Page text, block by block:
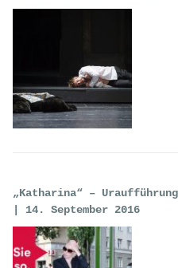
Deutsche Oper Berlin
„Katharina“ – Uraufführung
| 14. September 2016